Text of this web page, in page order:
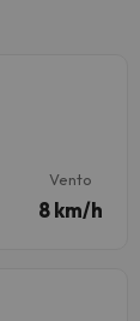
Vento
8 km/h